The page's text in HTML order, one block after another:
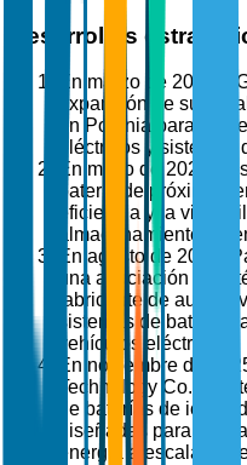
Desarrollos
En marzo de 2025,
expansión de su
en Polonia para
eléctricos y
En mayo de 2025,
batería de próxima
eficiencia y la vida
almacenamiento de
En agosto de 2025,
una asociación
fabricante de
sistemas de baterías
vehículos eléctricos.
En noviembre de
Technology Co.,
de baterías de iones
diseñadas para
energía a escala de